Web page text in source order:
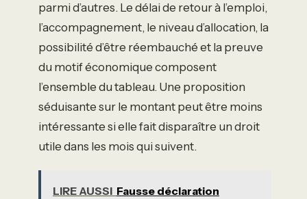
parmi d’autres. Le délai de retour à l’emploi,
l’accompagnement, le niveau d’allocation, la
possibilité d’être réembauché et la preuve
du motif économique composent
l’ensemble du tableau. Une proposition
séduisante sur le montant peut être moins
intéressante si elle fait disparaître un droit
utile dans les mois qui suivent.
LIRE AUSSI Fausse déclaration